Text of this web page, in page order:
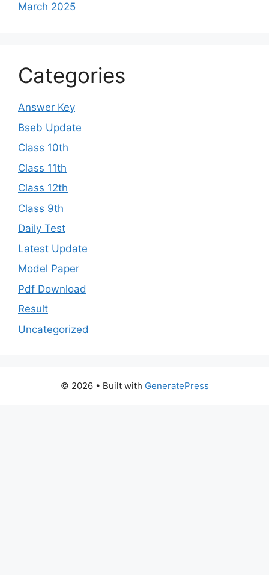
March 2025
Categories
Answer Key
Bseb Update
Class 10th
Class 11th
Class 12th
Class 9th
Daily Test
Latest Update
Model Paper
Pdf Download
Result
Uncategorized
© 2026 • Built with GeneratePress